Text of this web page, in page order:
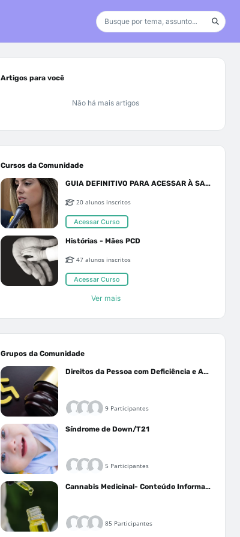
Artigos para você
Não há mais artigos
Cursos da Comunidade
GUIA DEFINITIVO PARA ACESSAR À SAÚDE PELO SUS OU PLANO DE SAÚDE
20 alunos inscritos
Acessar Curso
Histórias - Mães PCD
47 alunos inscritos
Acessar Curso
Ver mais
Grupos da Comunidade
Direitos da Pessoa com Deficiência e Autistas
9 Participantes
Síndrome de Down/T21
5 Participantes
Cannabis Medicinal- Conteúdo Informativo
85 Participantes